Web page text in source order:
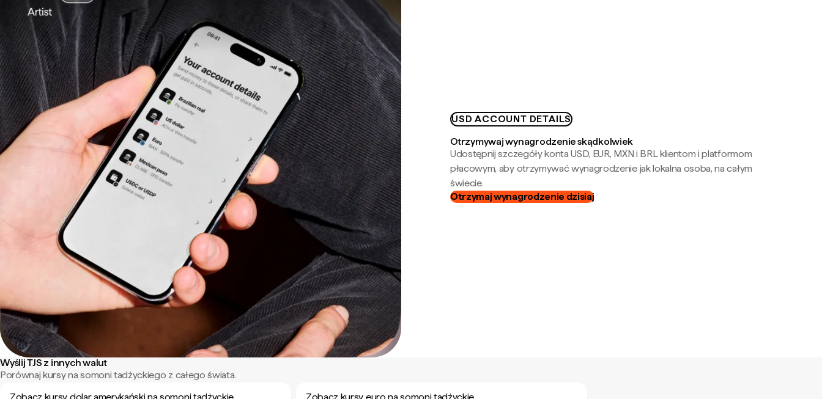
USD ACCOUNT DETAILS
Otrzymywaj wynagrodzenie skądkolwiek
Udostępnij szczegóły konta USD, EUR, MXN i BRL klientom i platformom
płacowym, aby otrzymywać wynagrodzenie jak lokalna osoba, na całym
świecie.
Otrzymaj wynagrodzenie dzisiaj
Wyślij TJS z innych walut
Porównaj kursy na somoni tadżyckiego z całego świata.